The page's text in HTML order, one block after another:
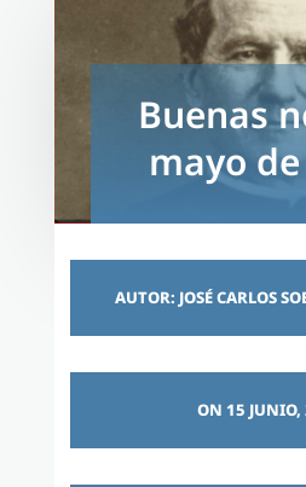
Buenas
mayo
AUTOR: JOSÉ CARLOS
ON 15 JUNIO,